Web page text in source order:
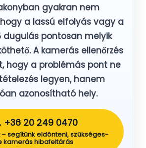
gyakran nem
a lassú elfolyás vagy a
dugulás pontosan melyik
A kamerás ellenőrzés
hogy a problémás pont ne
legyen, hanem
azonosítható hely.
+36 20 249 0470
– segítünk eldönteni, szükséges-
kamerás hibafeltárás